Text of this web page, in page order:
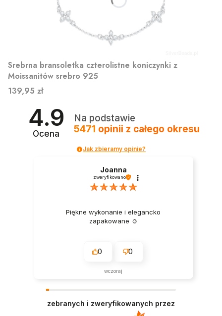
Srebrna bransoletka czterolistne koniczynki z
Moissanitów srebro 925
Cena
139,95 zł
4.9
Ocena
Na podstawie
5471 opinii z całego okresu
Jak zbieramy opinie?
Joanna
zweryfikowano
Piękne wykonanie i elegancko
zapakowane ☺️
0 0
wczoraj
zebranych i zweryfikowanych przez